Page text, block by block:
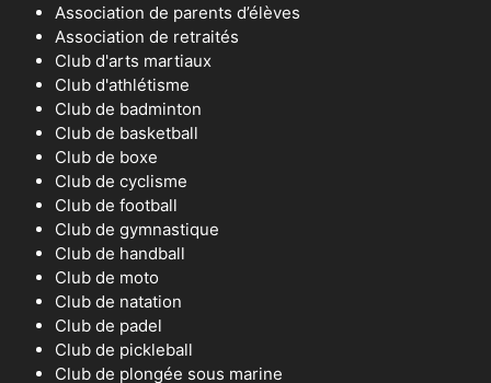
Association de parents d’élèves
Association de retraités
Club d'arts martiaux
Club d'athlétisme
Club de badminton
Club de basketball
Club de boxe
Club de cyclisme
Club de football
Club de gymnastique
Club de handball
Club de moto
Club de natation
Club de padel
Club de pickleball
Club de plongée sous marine